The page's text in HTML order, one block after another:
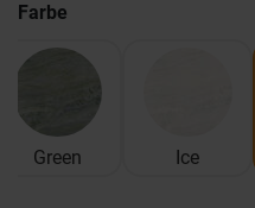
Farbe
Green Ice